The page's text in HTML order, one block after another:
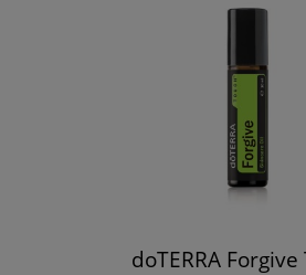
doTERRA Forgive